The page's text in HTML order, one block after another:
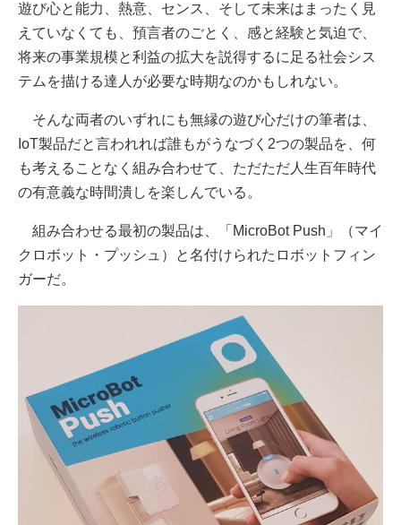
遊び心と能力、熱意、センス、そして未来はまったく見
えていなくても、預言者のごとく、感と経験と気迫で、
将来の事業規模と利益の拡大を説得するに足る社会シス
テムを描ける達人が必要な時期なのかもしれない。
そんな両者のいずれにも無縁の遊び心だけの筆者は、
IoT製品だと言われれば誰もがうなづく2つの製品を、何
も考えることなく組み合わせて、ただただ人生百年時代
の有意義な時間潰しを楽しんでいる。
組み合わせる最初の製品は、「MicroBot Push」（マイ
クロボット・プッシュ）と名付けられたロボットフィン
ガーだ。